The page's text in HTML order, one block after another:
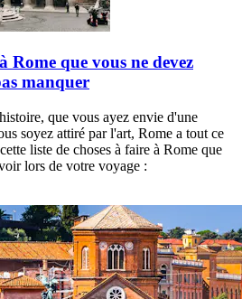
Rome que vous ne devez
manquer
que vous ayez envie d'une
soyez attiré par l'art, Rome a tout ce
liste de choses à faire à Rome que
lors de votre voyage :